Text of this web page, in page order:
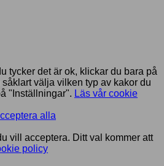
tycker det är ok, klickar du bara på
välja vilken typ av kakor du
"Inställningar". Läs vår cookie
alla
vill acceptera. Ditt val kommer att
policy